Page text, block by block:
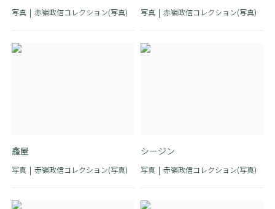
写真 赤嶺政信コレクション(写真) 写真 赤嶺政信コレクション(写真)
龕屋
写真 赤嶺政信コレクション(写真)
シージン
写真 赤嶺政信コレクション(写真)